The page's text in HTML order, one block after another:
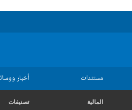
مستندات أخبار
المالية تصنيفات